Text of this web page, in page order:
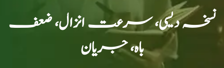
نسخہ دیسی، سرعت انزال، ضعف
باہ، جریان